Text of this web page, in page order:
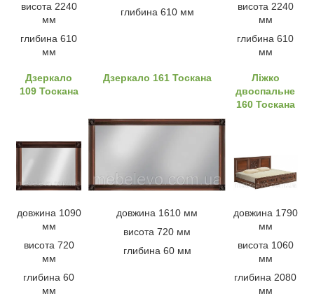
висота 2240
мм
глибина 610
мм
глибина 610 мм
висота 2240
мм
глибина 610
мм
Дзеркало
109 Тоскана
Дзеркало 161 Тоскана
Ліжко
двоспальне
160 Тоскана
довжина 1090
мм
висота 720
мм
глибина 60
мм
довжина 1610 мм
висота 720 мм
глибина 60 мм
довжина 1790
мм
висота 1060
мм
глибина 2080
мм